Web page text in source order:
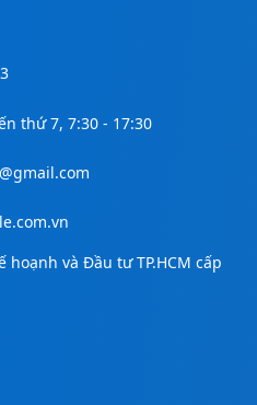
thứ 7, 7:30 - 17:30
hoạnh và Đầu tư TP.HCM cấp